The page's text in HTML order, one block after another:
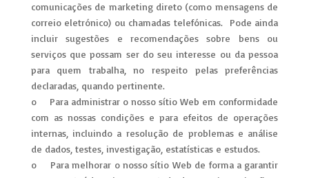
comunicações de marketing direto (como mensagens de
correio eletrónico) ou chamadas telefónicas. Pode ainda
incluir sugestões e recomendações sobre bens ou
serviços que possam ser do seu interesse ou da pessoa
para quem trabalha, no respeito pelas preferências
declaradas, quando pertinente.
o Para administrar o nosso sítio Web em conformidade
com as nossas condições e para efeitos de operações
internas, incluindo a resolução de problemas e análise
de dados, testes, investigação, estatísticas e estudos.
o Para melhorar o nosso sítio Web de forma a garantir